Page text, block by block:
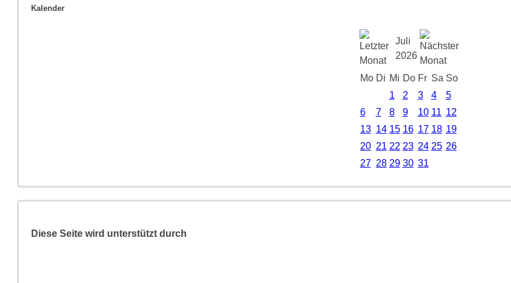
Kalender
Juli
2026
Mo Di Mi Do Fr Sa So
1
2 3 4
5
6
7 8 9 10 11 12
13 14 15 16 17 18 19
20 21 22 23 24 25 26
27 28 29 30 31
Diese Seite wird unterstützt durch